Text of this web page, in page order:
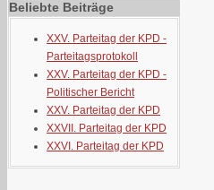
Beliebte Beiträge
XXV. Parteitag der KPD -
Parteitagsprotokoll
XXV. Parteitag der KPD -
Politischer Bericht
XXV. Parteitag der KPD
XXVII. Parteitag der KPD
XXVI. Parteitag der KPD